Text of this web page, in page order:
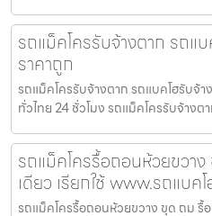
รถแม็คโครรับจ้างตาก รถแบ
ราคาถูก
รถแม็คโครรับจ้างตาก รถแบคโฮรับจ้า
ทั่วไทย 24 ชั่วโมง รถแม็คโครรับจ้างต
รถแม็คโครรื้อถอนห้วยขวา
เดียว เรียกใช้ www.รถแบค
รถแม็คโครรื้อถอนห้วยขวาง ขุด ถม รื้อ